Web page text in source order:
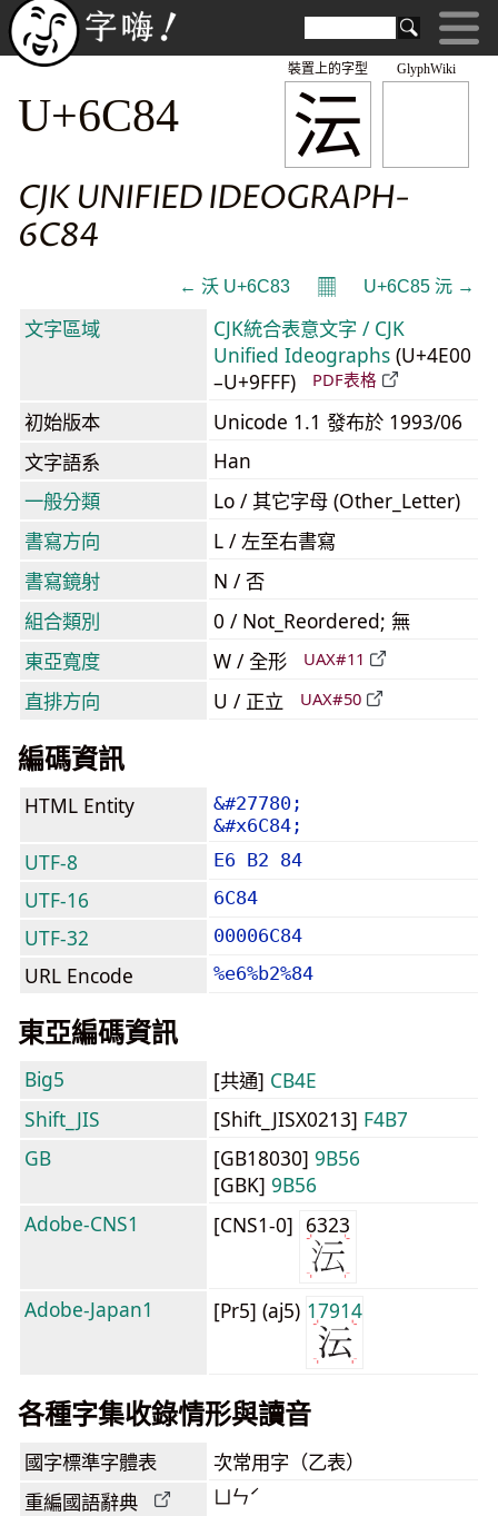
GlyphWiki
沄
裝置上的字型
U+6C84
CJK UNIFIED IDEOGRAPH-
6C84
← 沃 U+6C83 𝄜 U+6C85 沅 →
文字區域
CJK統合表意文字 / CJK
Unified Ideographs (U+4E00
–U+9FFF)
PDF表格
初始版本
Unicode 1.1 發布於 1993/06
文字語系
Han
一般分類
Lo / 其它字母 (Other_Letter)
書寫方向
L / 左至右書寫
書寫鏡射
N / 否
組合類別
0 / Not_Reordered; 無
東亞寬度
W / 全形 UAX#11
直排方向 U / 正立 UAX#50
編碼資訊
HTML Entity
&#27780;
&#x6C84;
UTF-8 E6 B2 84
UTF-16 6C84
UTF-32 00006C84
URL Encode %e6%b2%84
東亞編碼資訊
Big5 [共通] CB4E
Shift_JIS
[Shift_JISX0213] F4B7
GB
[GB18030] 9B56
[GBK] 9B56
Adobe-CNS1
[CNS1-0] 6323
Adobe-Japan1 [Pr5] (aj5) 17914
各種字集收錄情形與讀音
國字標準字體表 次常用字（乙表）
重編國語辭典 ㄩㄣˊ